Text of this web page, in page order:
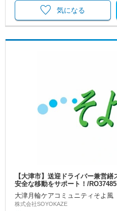
気になる
【大津市】送迎ドライバー兼営
安全な移動をサポート！/RO37485
大津月輪ケアコミュニティそよ風
株式会社SOYOKAZE